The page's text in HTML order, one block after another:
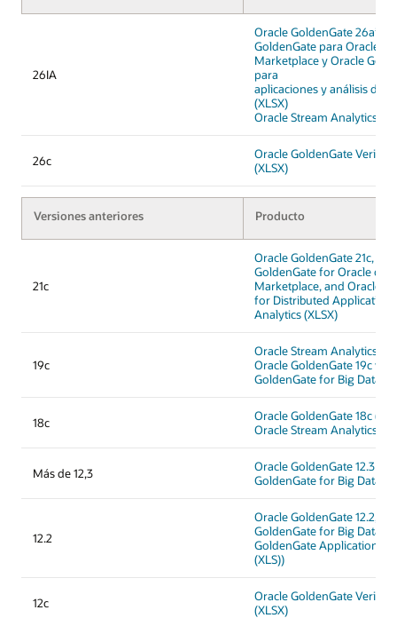
26IA
Oracle GoldenGate 26ai,
GoldenGate para Oracle
Marketplace y Oracle
para
aplicaciones y análisis
(XLSX)
Oracle Stream Analytics
26c
Oracle GoldenGate
(XLSX)
Versiones anteriores Producto
21c
Oracle GoldenGate 21c,
GoldenGate for Oracle on
Marketplace, and Oracle
for Distributed
Analytics (XLSX)
19c
Oracle Stream Analytics
Oracle GoldenGate 19c y
GoldenGate for Big Data
18c
Oracle GoldenGate 18c
Oracle Stream Analytics
Más de 12,3
Oracle GoldenGate 12.3 y
GoldenGate for Big Data
12.2
Oracle GoldenGate 12.2,
GoldenGate for Big Data, y
GoldenGate Application
(XLS))
12c
Oracle GoldenGate Veridata
(XLSX)